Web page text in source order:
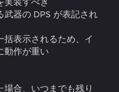
武器の DPS が表記され
括表示されるため、イ
動作が重い
場合、いつまでも残り